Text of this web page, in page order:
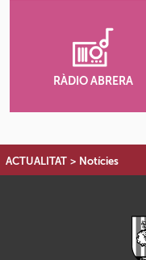
RÀDIO ABRERA
ACTUALITAT > Notícies